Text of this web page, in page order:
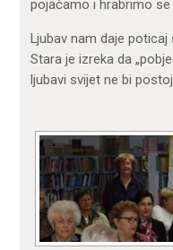
pojačamo i hrabrimo
Ljubav nam daje
Stara je izreka da
ljubavi svijet ne bi